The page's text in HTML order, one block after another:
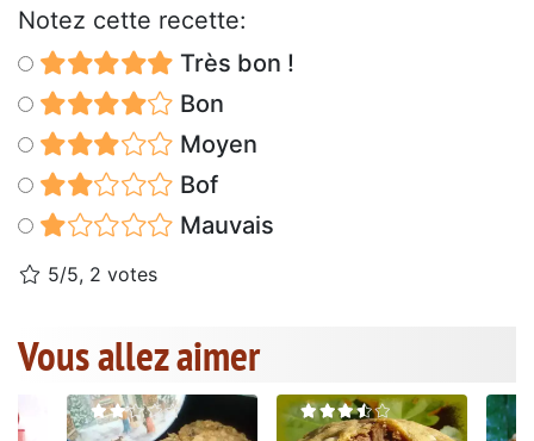
Notez cette recette:
Très bon !
Bon
Moyen
Bof
Mauvais
5/5, 2 votes
Vous allez aimer